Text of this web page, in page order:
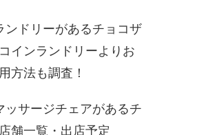
ンドリーがあるチョコザ
インランドリーよりお
方法も調査！
ッサージチェアがあるチ
舗一覧・出店予定